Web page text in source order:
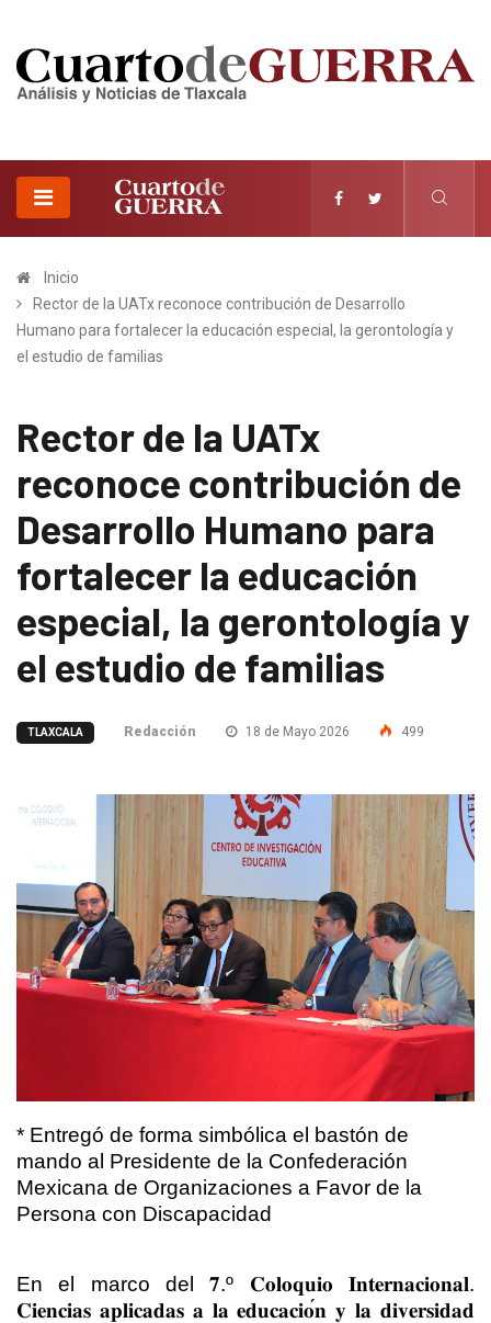
Inicio
Rector de la UATx reconoce contribución de Desarrollo
Humano para fortalecer la educación especial, la gerontología y
el estudio de familias
Rector de la UATx
reconoce contribución de
Desarrollo Humano para
fortalecer la educación
especial, la gerontología y
el estudio de familias
TLAXCALA Redacción 18 de Mayo 2026 499
* Entregó de forma simbólica el bastón de
mando al Presidente de la Confederación
Mexicana de Organizaciones a Favor de la
Persona con Discapacidad
En el marco del𝟕.º 𝐂𝐨𝐥𝐨𝐪𝐮𝐢𝐨 𝐈𝐧𝐭𝐞𝐫𝐧𝐚𝐜𝐢𝐨𝐧𝐚𝐥.
𝐂𝐢𝐞𝐧𝐜𝐢𝐚𝐬 𝐚𝐩𝐥𝐢𝐜𝐚𝐝𝐚𝐬 𝐚 𝐥𝐚 𝐞𝐝𝐮𝐜𝐚𝐜𝐢𝐨𝐧 𝐲 𝐥𝐚 𝐝𝐢𝐯𝐞𝐫𝐬𝐢𝐝𝐚𝐝